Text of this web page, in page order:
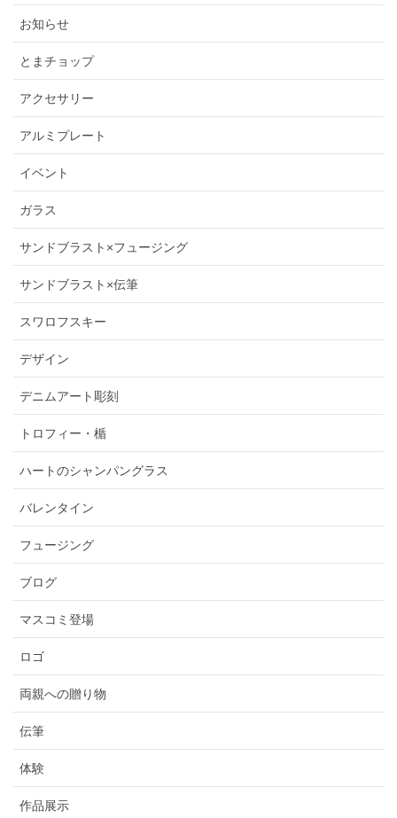
お知らせ
とまチョップ
アクセサリー
アルミプレート
イベント
ガラス
サンドブラスト×フュージング
サンドブラスト×伝筆
スワロフスキー
デザイン
デニムアート彫刻
トロフィー・楯
ハートのシャンパングラス
バレンタイン
フュージング
ブログ
マスコミ登場
ロゴ
両親への贈り物
伝筆
体験
作品展示